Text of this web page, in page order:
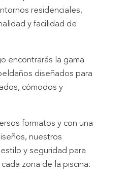
residenciales,
y facilidad de
encontrarás la gama
diseñados para
cómodos y
formatos y con una
nuestros
y seguridad para
zona de la piscina.